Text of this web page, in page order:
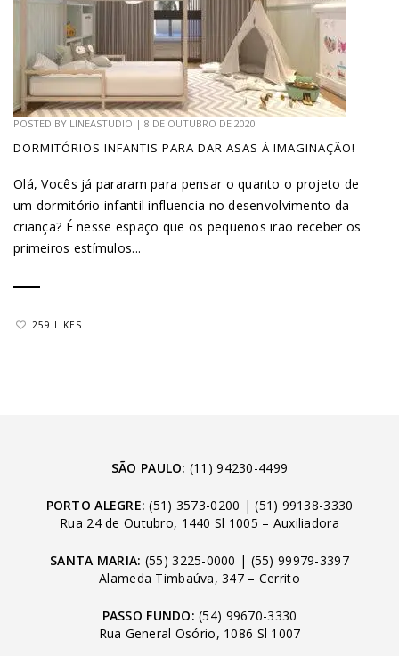
POSTED BY LINEASTUDIO | 8 DE OUTUBRO DE 2020
DORMITÓRIOS INFANTIS PARA DAR ASAS À IMAGINAÇÃO!
Olá, Vocês já pararam para pensar o quanto o projeto de
um dormitório infantil influencia no desenvolvimento da
criança? É nesse espaço que os pequenos irão receber os
primeiros estímulos...
259 LIKES
SÃO PAULO: (11) 94230-4499
PORTO ALEGRE: (51) 3573-0200 |(51) 99138-3330
Rua 24 de Outubro, 1440 Sl 1005 – Auxiliadora
SANTA MARIA: (55) 3225-0000 | (55) 99979-3397
Alameda Timbaúva, 347 – Cerrito
PASSO FUNDO: (54) 99670-3330
Rua General Osório, 1086 Sl 1007